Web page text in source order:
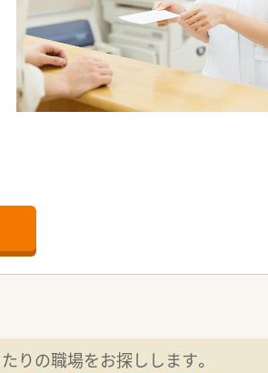
りの職場をお探しします。